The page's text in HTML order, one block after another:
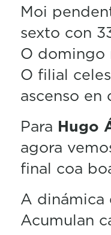
Moi
sexto con
O domingo
O filial
ascenso en
Para Hugo
agora
final coa
A dinámica
Acumulan